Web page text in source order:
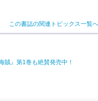
この書誌の関連トピックス一覧へ
』第1巻も絶賛発売中！